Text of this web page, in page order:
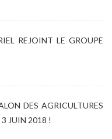
REJOINT LE GROUPE
DES AGRICULTURES
3 JUIN 2018 !